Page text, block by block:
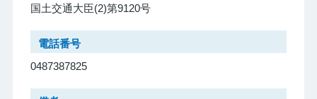
国土交通大臣(2)第9120号
電話番号
0487387825